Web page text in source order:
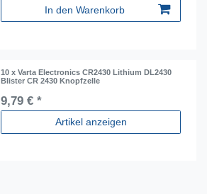
In den Warenkorb
10 x Varta Electronics CR2430 Lithium DL2430
Blister CR 2430 Knopfzelle
9,79 € *
Artikel anzeigen